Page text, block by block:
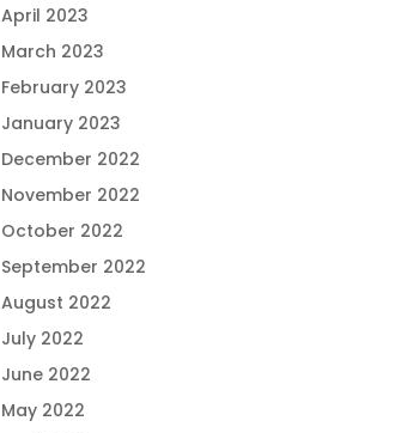
April 2023
March 2023
February 2023
January 2023
December 2022
November 2022
October 2022
September 2022
August 2022
July 2022
June 2022
May 2022